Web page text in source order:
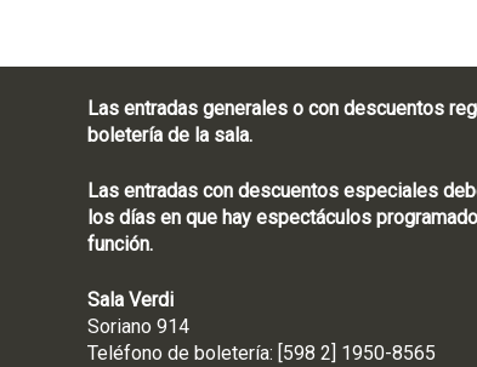
c
n
a
Las entradas generales o con descuentos
boletería de la sala.
Las entradas con descuentos especiales
los días en que hay espectáculos
función.
Sala Verdi
Soriano 914
Teléfono de